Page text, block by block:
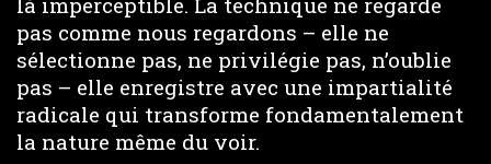
pas comme nous regardons – elle ne
sélectionne pas, ne privilégie pas, n’oublie
pas – elle enregistre avec une impartialité
radicale qui transforme fondamentalement
la nature même du voir.